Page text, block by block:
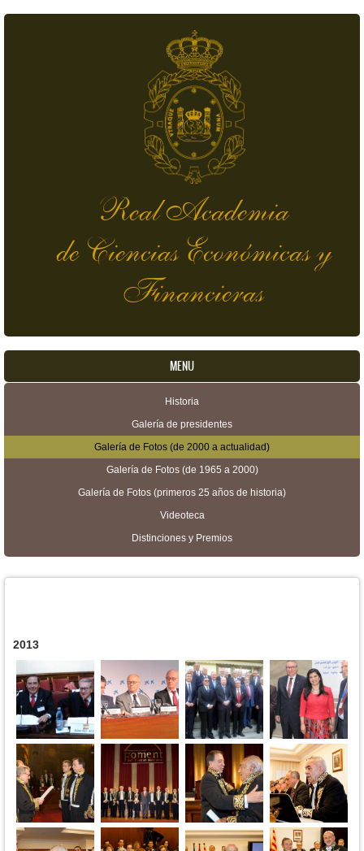
Real Academia
de Ciencias Económicas y
Financieras
MENU
Historia
Galería de presidentes
Galería de Fotos (de 2000 a actualidad)
Galería de Fotos (de 1965 a 2000)
Galería de Fotos (primeros 25 años de historia)
Videoteca
Distinciones y Premios
2013